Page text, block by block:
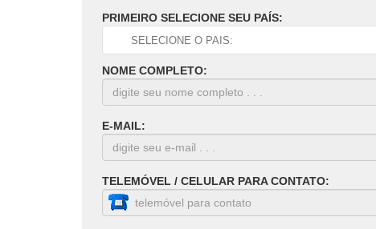
PRIMEIRO SELECIONE SEU PAÍS:
NOME COMPLETO:
E-MAIL:
TELEMÓVEL / CELULAR PARA CONTATO: